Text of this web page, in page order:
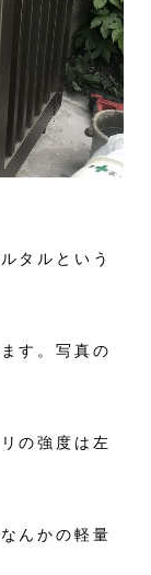
タルという
す。写真の
の強度は左
んかの軽量